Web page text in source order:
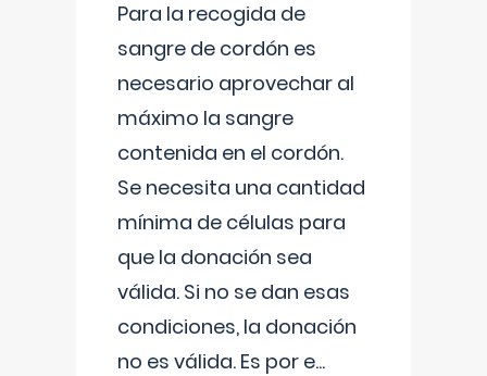
Para la recogida de
sangre de cordón es
necesario aprovechar al
máximo la sangre
contenida en el cordón.
Se necesita una cantidad
mínima de células para
que la donación sea
válida. Si no se dan esas
condiciones, la donación
no es válida. Es por e...